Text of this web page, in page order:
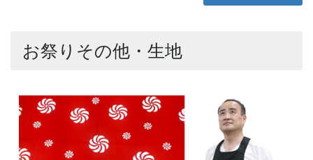
お祭りその他・生地